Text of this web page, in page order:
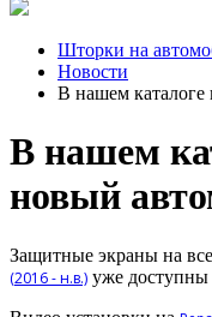
Шторки на
Новости
В нашем каталоге
В нашем
новый
Защитные экраны на
(2016 - н.в.) уже доступны